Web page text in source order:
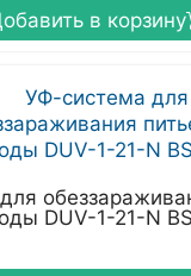
в корзину
DUV-1-21-N